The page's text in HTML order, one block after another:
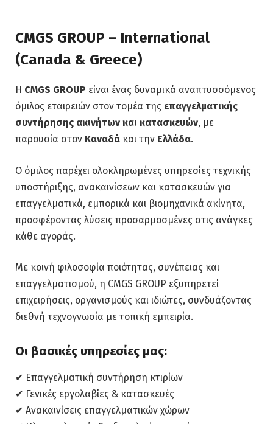
CMGS GROUP – International
(Canada & Greece)
Η CMGS GROUP είναι ένας δυναμικά αναπτυσσόμενος
όμιλος εταιρειών στον τομέα της επαγγελματικής
συντήρησης ακινήτων και κατασκευών, με
παρουσία στον Καναδά και την Ελλάδα.
Ο όμιλος παρέχει ολοκληρωμένες υπηρεσίες τεχνικής
υποστήριξης, ανακαινίσεων και κατασκευών για
επαγγελματικά, εμπορικά και βιομηχανικά ακίνητα,
προσφέροντας λύσεις προσαρμοσμένες στις ανάγκες
κάθε αγοράς.
Με κοινή φιλοσοφία ποιότητας, συνέπειας και
επαγγελματισμού, η CMGS GROUP εξυπηρετεί
επιχειρήσεις, οργανισμούς και ιδιώτες, συνδυάζοντας
διεθνή τεχνογνωσία με τοπική εμπειρία.
Οι βασικές υπηρεσίες μας:
✔ Επαγγελματική συντήρηση κτιρίων
✔ Γενικές εργολαβίες & κατασκευές
✔ Ανακαινίσεις επαγγελματικών χώρων